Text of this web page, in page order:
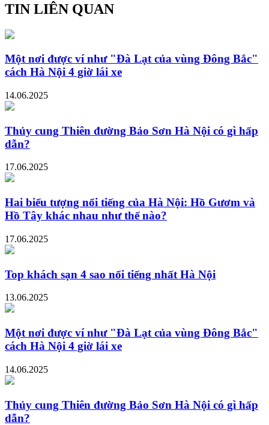
TIN LIÊN QUAN
Một nơi được ví như "Đà Lạt của vùng Đông Bắc"
cách Hà Nội 4 giờ lái xe
14.06.2025
Thủy cung Thiên đường Bảo Sơn Hà Nội có gì hấp
dẫn?
17.06.2025
Hai biểu tượng nổi tiếng của Hà Nội: Hồ Gươm và
Hồ Tây khác nhau như thế nào?
17.06.2025
Top khách sạn 4 sao nổi tiếng nhất Hà Nội
13.06.2025
Một nơi được ví như "Đà Lạt của vùng Đông Bắc"
cách Hà Nội 4 giờ lái xe
14.06.2025
Thủy cung Thiên đường Bảo Sơn Hà Nội có gì hấp
dẫn?